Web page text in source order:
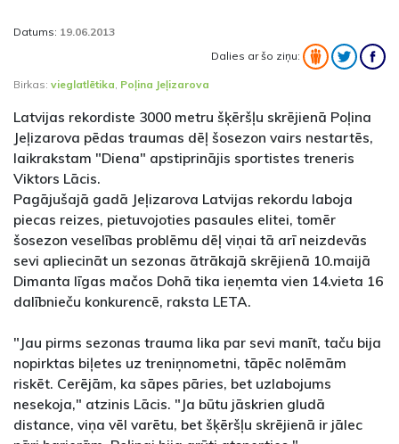
Datums: 19.06.2013
Dalies ar šo ziņu:
Birkas: vieglatlētika, Poļina Jeļizarova
Latvijas rekordiste 3000 metru šķēršļu skrējienā Poļina
Jeļizarova pēdas traumas dēļ šosezon vairs nestartēs,
laikrakstam "Diena" apstiprinājis sportistes treneris
Viktors Lācis.
Pagājušajā gadā Jeļizarova Latvijas rekordu laboja
piecas reizes, pietuvojoties pasaules elitei, tomēr
šosezon veselības problēmu dēļ viņai tā arī neizdevās
sevi apliecināt un sezonas ātrākajā skrējienā 10.maijā
Dimanta līgas mačos Dohā tika ieņemta vien 14.vieta 16
dalībnieču konkurencē, raksta LETA.
"Jau pirms sezonas trauma lika par sevi manīt, taču bija
nopirktas biļetes uz treniņnometni, tāpēc nolēmām
riskēt. Cerējām, ka sāpes pāries, bet uzlabojums
nesekoja," atzinis Lācis. "Ja būtu jāskrien gludā
distance, viņa vēl varētu, bet šķēršļu skrējienā ir jālec